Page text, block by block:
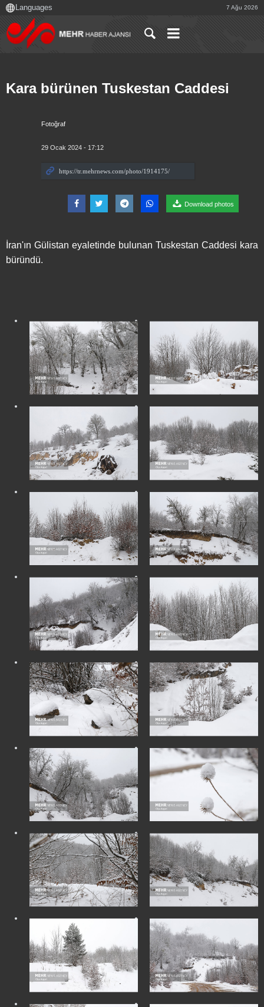
7 Ağu 2026
Fotoğraf
29 Ocak 2024 - 17:12
Download photos
Kara bürünen Tuskestan Caddesi
İran'ın Gülistan eyaletinde bulunan Tuskestan Caddesi kara
büründü.